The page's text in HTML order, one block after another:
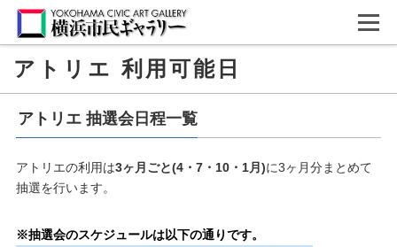
アトリエ 利用可能日
アトリエ 抽選会日程一覧
アトリエの利用は3ヶ月ごと(4・7・10・1月)に3ヶ月分まとめて
抽選を行います。
※抽選会のスケジュールは以下の通りです。